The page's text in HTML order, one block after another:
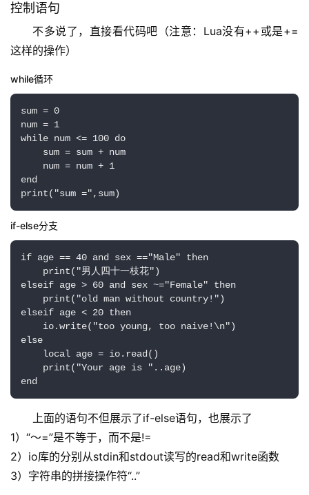
控制语句
不多说了，直接看代码吧（注意：Lua没有++或是+=
这样的操作）
while循环
sum = 0
num = 1
while num <= 100 do
sum = sum + num
num = num + 1
end
print("sum =",sum)
if-else分支
if age == 40 and sex =="Male" then
print("男人四十一枝花")
elseif age > 60 and sex ~="Female" then
print("old man without country!")
elseif age < 20 then
io.write("too young, too naive!\n")
else
local age = io.read()
print("Your age is "..age)
end
上面的语句不但展示了if-else语句，也展示了
1）“～=”是不等于，而不是!=
2）io库的分别从stdin和stdout读写的read和write函数
3）字符串的拼接操作符“..”